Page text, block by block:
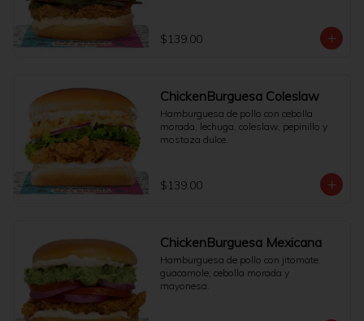
$139.00
ChickenBurguesa Coleslaw
Hamburguesa de pollo con cebolla
morada, lechuga, coleslaw, pepinillo y
mostaza dulce.
$139.00
ChickenBurguesa Mexicana
Hamburguesa de pollo con jitomate,
guacamole, cebolla morada y
mayonesa.